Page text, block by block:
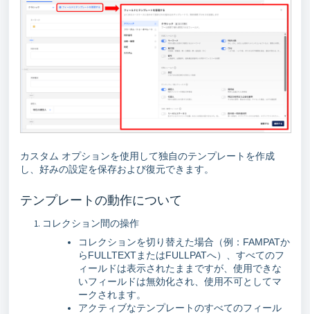
カスタム オプションを使用して独自のテンプレートを作成
し、好みの設定を保存および復元できます。
テンプレートの動作について
コレクション間の操作
コレクションを切り替えた場合（例：FAMPATか
らFULLTEXTまたはFULLPATへ）、すべてのフ
ィールドは表示されたままですが、使用できな
いフィールドは無効化され、使用不可としてマ
ークされます。
アクティブなテンプレートのすべてのフィール